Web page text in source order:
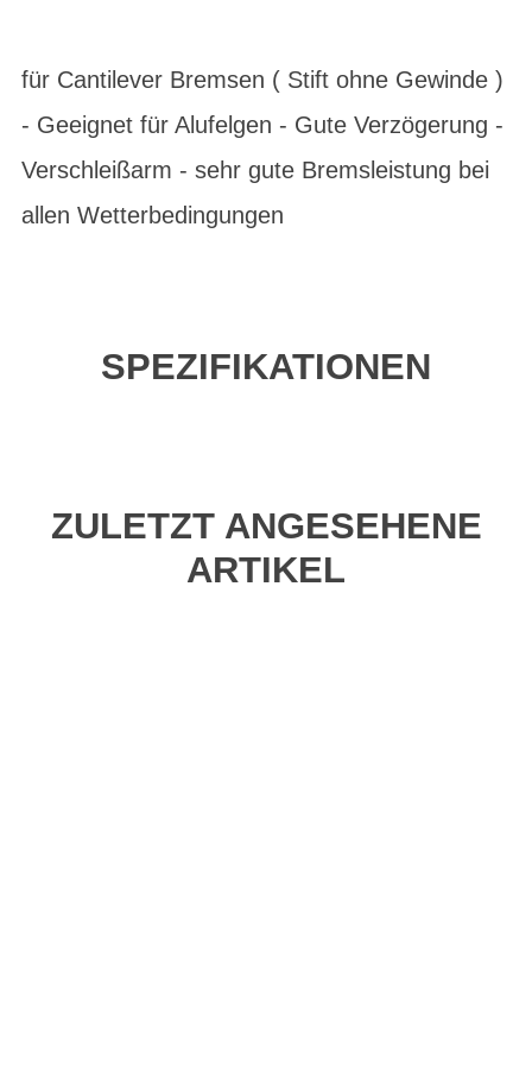
für Cantilever Bremsen ( Stift ohne Gewinde )
- Geeignet für Alufelgen - Gute Verzögerung -
Verschleißarm - sehr gute Bremsleistung bei
allen Wetterbedingungen
SPEZIFIKATIONEN
ZULETZT ANGESEHENE
ARTIKEL